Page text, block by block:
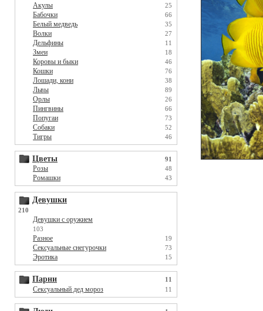
Акулы 25
Бабочки 66
Белый медведь 35
Волки 27
Дельфины 11
Змеи 18
Коровы и быки 46
Кошки 76
Лошади, кони 38
Львы 89
Орлы 26
Пингвины 66
Попугаи 73
Собаки 52
Тигры 46
Цветы 91
Розы 48
Ромашки 43
Девушки
210
Девушки с оружием
103
Разное 19
Сексуальные снегурочки 73
Эротика 15
Парни 11
Сексуальный дед мороз 11